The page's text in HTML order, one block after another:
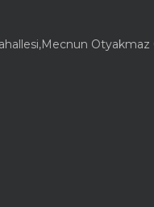
Otyakmaz